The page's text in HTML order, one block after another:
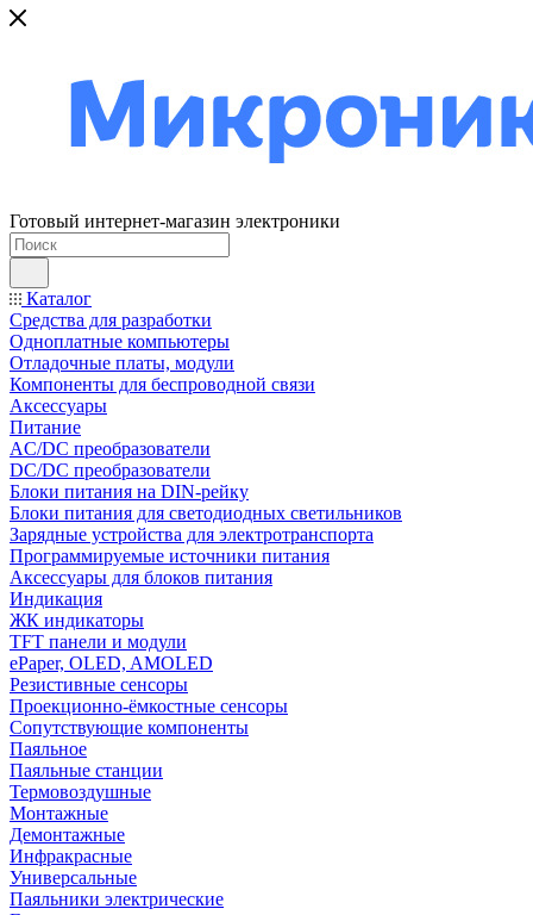
Готовый интернет-магазин электроники
Каталог
Средства для разработки
Одноплатные компьютеры
Отладочные платы, модули
Компоненты для беспроводной связи
Аксессуары
Питание
AC/DC преобразователи
DC/DC преобразователи
Блоки питания на DIN-рейку
Блоки питания для светодиодных светильников
Зарядные устройства для электротранспорта
Программируемые источники питания
Аксессуары для блоков питания
Индикация
ЖК индикаторы
TFT панели и модули
ePaper, OLED, AMOLED
Резистивные сенсоры
Проекционно-ёмкостные сенсоры
Сопутствующие компоненты
Паяльное
Паяльные станции
Термовоздушные
Монтажные
Демонтажные
Инфракрасные
Универсальные
Паяльники электрические